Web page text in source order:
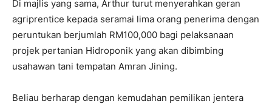
Di majlis yang sama, Arthur turut menyerahkan geran
agriprentice kepada seramai lima orang penerima dengan
peruntukan berjumlah RM100,000 bagi pelaksanaan
projek pertanian Hidroponik yang akan dibimbing
usahawan tani tempatan Amran Jining.
Beliau berharap dengan kemudahan pemilikan jentera